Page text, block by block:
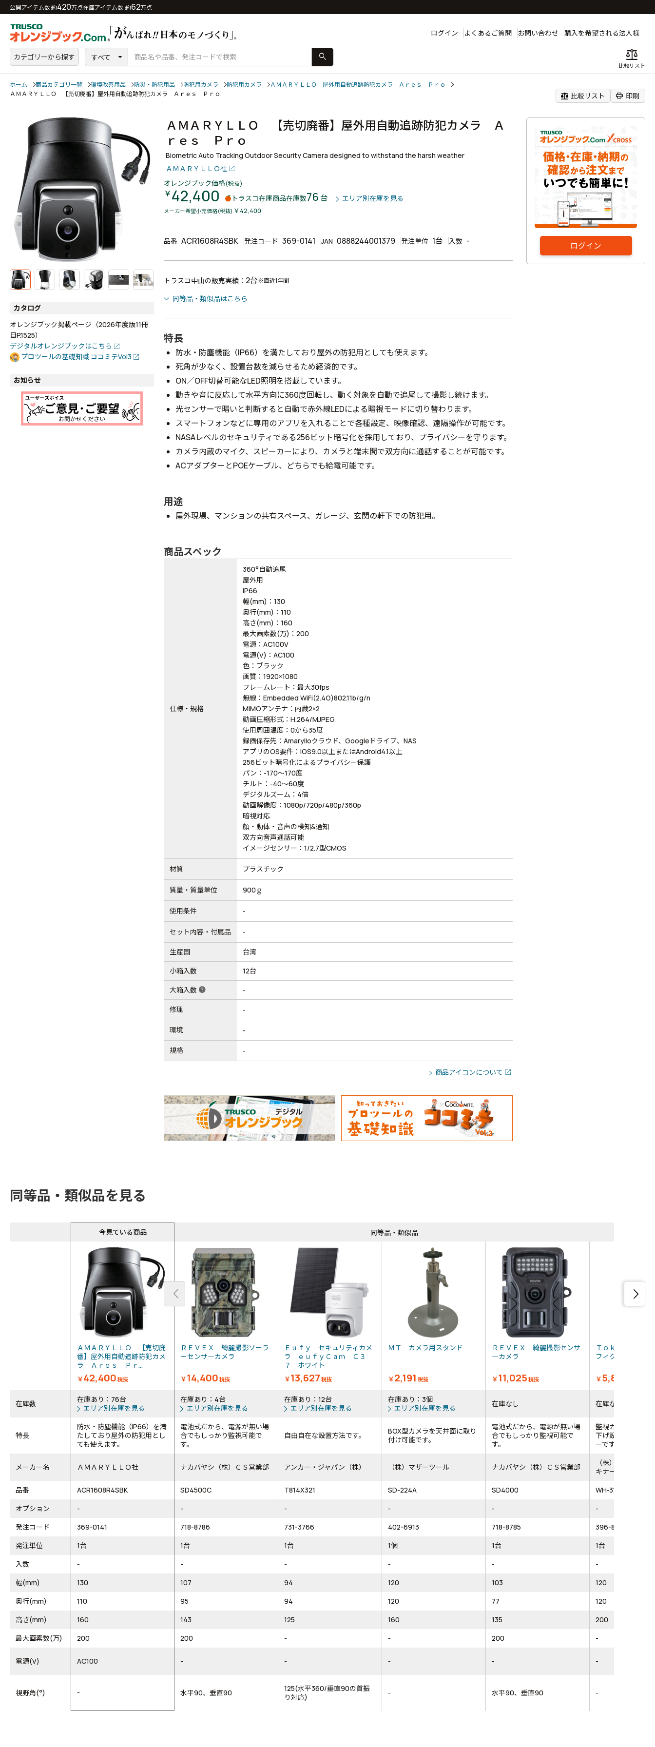
公開アイテム数 約420万点在庫アイテム数 約62万点
ログイン よくあるご質問 お問い合わせ 購入を希望される法人様
カテゴリーから探す すべて search balance
比較リスト
ホーム 商品カテゴリ一覧 環境改善用品 防災・防犯用品 防犯用カメラ 防犯用カメラ
ＡＭＡＲＹＬＬＯ 屋外用自動追跡防犯カメラ Ａｒｅｓ Ｐｒｏ
ＡＭＡＲＹＬＬＯ 【売切廃番】屋外用自動追跡防犯カメラ Ａｒｅｓ Ｐｒｏ
balance 比較リスト print 印刷
ログイン
カタログ
オレンジブック掲載ページ（2026年度版11冊
目P.1525）
デジタルオレンジブックはこちら
プロツールの基礎知識 ココミテVol3
お知らせ
ＡＭＡＲＹＬＬＯ 【売切廃番】屋外用自動追跡防犯カメラ Ａ
ｒｅｓ Ｐｒｏ
Biometric Auto Tracking Outdoor Security Camera designed to withstand the harsh weather
ＡＭＡＲＹＬＬＯ社
オレンジブック価格(税抜)
￥42,400 トラスコ在庫商品在庫数76台 エリア別在庫を見る
メーカー希望小売価格(税抜) ￥42,400
品番 ACR1608R4SBK 発注コード 369-0141 JAN 0888244001379 発注単位 1台 入数 -
トラスコ中山の販売実績： 2台※直近1年間
同等品・類似品はこちら
特長
防水・防塵機能（IP66）を満たしており屋外の防犯用としても使えます。
死角が少なく、設置台数を減らせるため経済的です。
ON／OFF切替可能なLED照明を搭載しています。
動きや音に反応して水平方向に360度回転し、動く対象を自動で追尾して撮影し続けます。
光センサーで暗いと判断すると自動で赤外線LEDによる暗視モードに切り替わります。
スマートフォンなどに専用のアプリを入れることで各種設定、映像確認、遠隔操作が可能です。
NASAレベルのセキュリティである256ビット暗号化を採用しており、プライバシーを守ります。
カメラ内蔵のマイク、スピーカーにより、カメラと端末間で双方向に通話することが可能です。
ACアダプターとPOEケーブル、どちらでも給電可能です。
用途
屋外現場、マンションの共有スペース、ガレージ、玄関の軒下での防犯用。
商品スペック
仕様・規格
360°自動追尾
屋外用
IP66
幅(mm)：130
奥行(mm)：110
高さ(mm)：160
最大画素数(万)：200
電源：AC100V
電源(V)：AC100
色：ブラック
画質：1920×1080
フレームレート：最大30fps
無線：Embedded WiFi(2.4G)802.11b/g/n
MIMOアンテナ：内蔵2×2
動画圧縮形式：H.264/MJPEG
使用周囲温度：0から35度
録画保存先：Amarylloクラウド、Googleドライブ、NAS
アプリのOS要件：iOS9.0以上またはAndroid4.1以上
256ビット暗号化によるプライバシー保護
パン：-170～170度
チルト：-40～60度
デジタルズーム：4倍
動画解像度：1080p/720p/480p/360p
暗視対応
顔・動体・音声の検知&通知
双方向音声通話可能
イメージセンサー：1/2.7型CMOS
材質 プラスチック
質量・質量単位 900ｇ
使用条件 -
セット内容・付属品 -
生産国 台湾
小箱入数 12台
大箱入数 help -
修理 -
環境 -
規格 -
商品アイコンについて
同等品・類似品を見る
今見ている商品
ＡＭＡＲＹＬＬＯ 【売切廃
番】屋外用自動追跡防犯カメ
ラ Ａｒｅｓ Ｐｒ...
￥42,400 税抜
ＲＥＶＥＸ 綺麗撮影ソーラ
ーセンサ―カメラ
￥14,400 税抜
Ｅｕｆｙ セキュリティカメ
ラ ｅｕｆｙＣａｍ Ｃ３
７ ホワイト
￥13,627 税抜
ＭＴ カメラ用スタンド
￥2,191 税抜
ＲＥＶＥＸ 綺麗撮影センサ
―カメラ
￥11,025 税抜
Ｔｏｋｉｎａ 屋
フィクサー
￥5,800
在庫数
在庫あり：76台
エリア別在庫を見る
在庫あり：4台
エリア別在庫を見る
在庫あり：12台
エリア別在庫を見る
在庫あり：3個
エリア別在庫を見る
在庫なし 在庫なし
特長
防水・防塵機能（IP66）を満
たしており屋外の防犯用とし
ても使えます。
電池式だから、電源が無い場
合でもしっかり監視可能で
す。
自由自在な設置方法です。
BOX型カメラを天井面に取り
付け可能です。
電池式だから、電源が無い場
合でもしっかり監視可能で
す。
監視カメラなどを
下げ設置するため
ーです。
メーカー名 ＡＭＡＲＹＬＬＯ社 ナカバヤシ（株）ＣＳ営業部 アンカー・ジャパン（株） （株）マザーツール ナカバヤシ（株）ＣＳ営業部
（株）ケンコー・
キナー事業部
品番
ACR1608R4SBK SD4500C T814X321 SD-224A SD4000
WH-31L
オプション
- - - - -
-
発注コード
369-0141 718-8786 731-3766 402-6913 718-8785
396-8559
発注単位
1台 1台 1台 1個 1台
1台
入数
- - - - -
-
幅(mm)
130 107 94 120 103
120
奥行(mm)
110 95 94 120 77
120
高さ(mm)
160 143 125 160 135
200
最大画素数(万)
200 200 - - 200 -
電源(V) AC100 - - - - -
視野角(°) - 水平90、垂直90
125(水平360/垂直90の首振
り対応)
- 水平90、垂直90 -
同等品・類似品